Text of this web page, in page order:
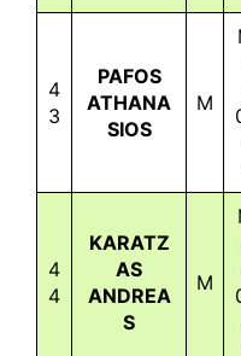
4
3
PAFOS
ATHANA
SIOS
M
4
4
KARATZ
AS
ANDREA
S
M